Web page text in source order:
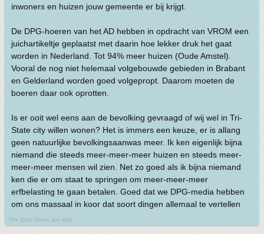
inwoners en huizen jouw gemeente er bij krijgt.
De DPG-hoeren van het AD hebben in opdracht van VROM een
juichartikeltje geplaatst met daarin hoe lekker druk het gaat
worden in Nederland. Tot 94% meer huizen (Oude Amstel).
Vooral de nog niet helemaal volgebouwde gebieden in Brabant
en Gelderland worden goed volgepropt. Daarom moeten de
boeren daar ook oprotten.
Is er ooit wel eens aan de bevolking gevraagd of wij wel in Tri-
State city willen wonen? Het is immers een keuze, er is allang
geen natuurlijke bevolkingsaanwas meer. Ik ken eigenlijk bijna
niemand die steeds meer-meer-meer huizen en steeds meer-
meer-meer mensen wil zien. Net zo goed als ik bijna niemand
ken die er om staat te springen om meer-meer-meer
erfbelasting te gaan betalen. Goed dat we DPG-media hebben
om ons massaal in koor dat soort dingen allemaal te vertellen
The End Times are wild